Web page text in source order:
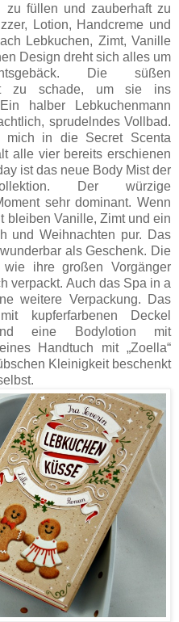
füllen und zauberhaft zu
Lotion, Handcreme und
Lebkuchen, Zimt, Vanille
Design dreht sich alles um
Die süßen
zu schade, um sie ins
halber Lebkuchenmann
sprudelndes Vollbad.
mich in die Secret Scenta
alle vier bereits erschienen
ist das neue Body Mist der
Der würzige
sehr dominant. Wenn
bleiben Vanille, Zimt und ein
und Weihnachten pur. Das
als Geschenk. Die
ihre großen Vorgänger
verpackt. Auch das Spa in a
weitere Verpackung. Das
kupferfarbenen Deckel
eine Bodylotion mit
Handtuch mit „Zoella“
Kleinigkeit beschenkt